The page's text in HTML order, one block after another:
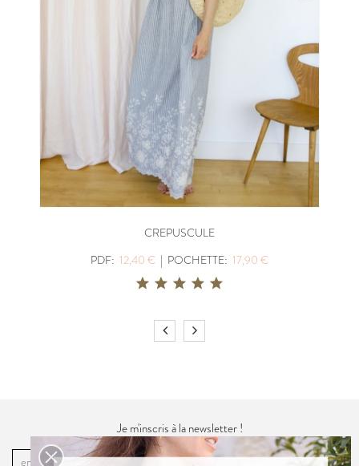
CREPUSCULE
PDF: 12,40 € | POCHETTE: 17,90 €
Je m'inscris à la newsletter !